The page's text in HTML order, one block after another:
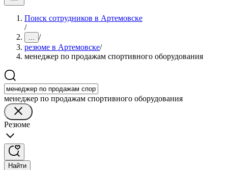
Поиск сотрудников в Артемовске
/
... /
резюме в Артемовске/
менеджер по продажам спортивного оборудования
менеджер по продажам спортивного оборудования
Резюме
Найти